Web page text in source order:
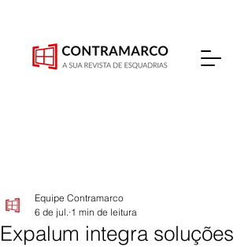
Expalum integra soluções
Equipe Contramarco
6 de jul. 1 min de leitura